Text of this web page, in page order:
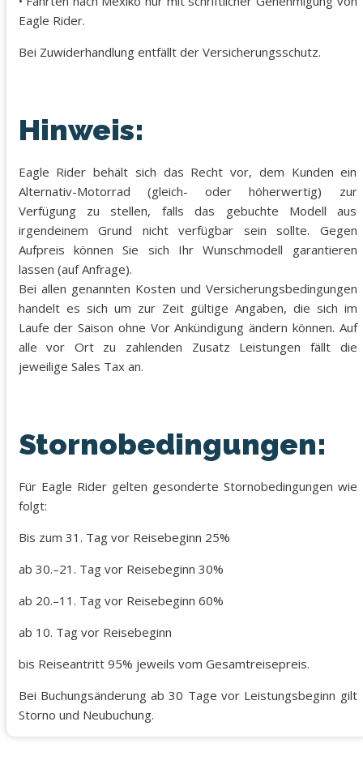
Eagle Rider.
Bei Zuwiderhandlung entfällt der Versicherungsschutz.
Hinweis:
Eagle Rider behält sich das Recht vor, dem Kunden ein
Alternativ-Motorrad (gleich- oder höherwertig) zur
Verfügung zu stellen, falls das gebuchte Modell aus
irgendeinem Grund nicht verfügbar sein sollte. Gegen
Aufpreis können Sie sich Ihr Wunschmodell garantieren
lassen (auf Anfrage).
Bei allen genannten Kosten und Versicherungsbedingungen
handelt es sich um zur Zeit gültige Angaben, die sich im
Laufe der Saison ohne Vor Ankündigung ändern können. Auf
alle vor Ort zu zahlenden Zusatz Leistungen fällt die
jeweilige Sales Tax an.
Stornobedingungen:
Für Eagle Rider gelten gesonderte Stornobedingungen wie
folgt:
Bis zum 31. Tag vor Reisebeginn 25%
ab 30.–21. Tag vor Reisebeginn 30%
ab 20.–11. Tag vor Reisebeginn 60%
ab 10. Tag vor Reisebeginn
bis Reiseantritt 95% jeweils vom Gesamtreisepreis.
Bei Buchungsänderung ab 30 Tage vor Leistungsbeginn gilt
Storno und Neubuchung.